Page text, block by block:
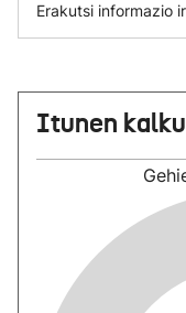
Erakutsi informazio
Itunen